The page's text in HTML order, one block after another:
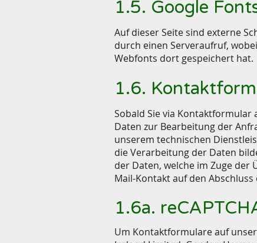
1.5. Google
Auf dieser Seite sind externe
durch einen Serveraufruf,
Webfonts dort gespeichert hat.
1.6.
Sobald Sie via
Daten zur Bearbeitung der
unserem technischen
die Verarbeitung der Daten
der Daten, welche im Zuge der
Mail-Kontakt auf den
1.6a.
Um Kontaktformulare auf